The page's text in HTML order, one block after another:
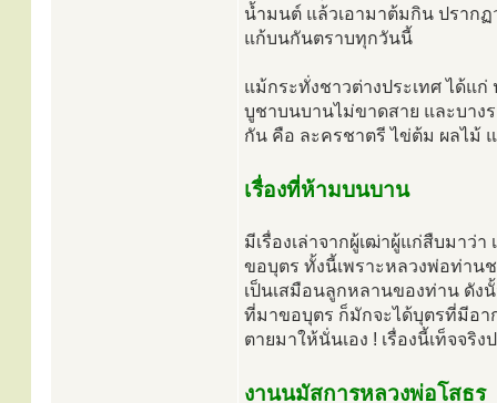
น้ำมนต์ แล้วเอามาต้มกิน ปราก
แก้บนกันตราบทุกวันนี้
แม้กระทั่งชาวต่างประเทศ ได้แก่
บูชาบนบานไม่ขาดสาย และบาง
กัน คือ ละครชาตรี ไข่ต้ม ผลไม้
เรื่องที่ห้ามบนบาน
มีเรื่องเล่าจากผู้เฒ่าผู้แก่สืบมาว่
ขอบุตร ทั้งนี้เพราะหลวงพ่อท่าน
เป็นเสมือนลูกหลานของท่าน ดั
ที่มาขอบุตร ก็มักจะได้บุตรที่มีอา
ตายมาให้นั่นเอง ! เรื่องนี้เท็จจริ
งานนมัสการหลวงพ่อโสธร